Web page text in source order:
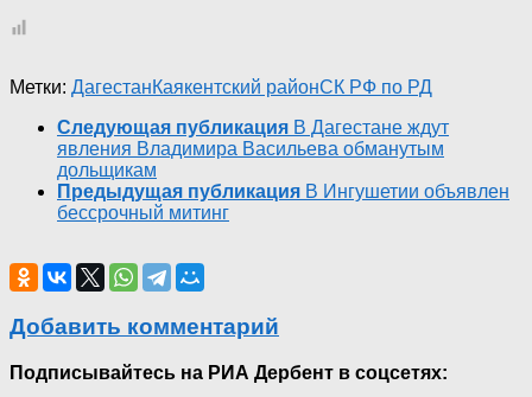
Метки: ДагестанКаякентский районСК РФ по РД
Следующая публикация В Дагестане ждут
явления Владимира Васильева обманутым
дольщикам
Предыдущая публикация В Ингушетии объявлен
бессрочный митинг
Добавить комментарий
Подписывайтесь на РИА Дербент в соцсетях: